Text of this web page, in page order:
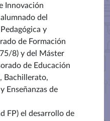
Innovación
del
y
de Formación
8) y del
Máster
de Educación
Bachillerato,
Enseñanzas de
FP) el desarrollo de